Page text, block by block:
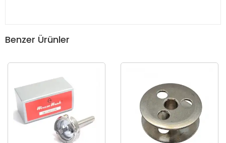
Benzer Ürünler